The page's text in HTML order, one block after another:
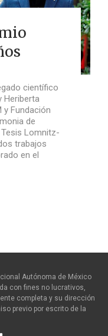
científico
Heriberta
y Fundación
de
Lomnitz-
trabajos
en el
Autónoma de México
con fines no lucrativos,
completa y su dirección
previo por escrito de la